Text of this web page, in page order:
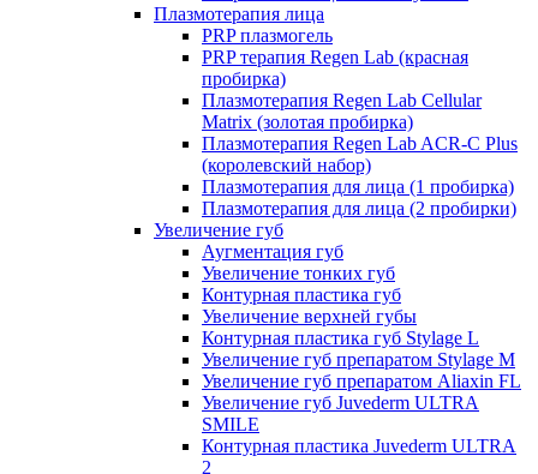
Плазмотерапия лица
PRP плазмогель
PRP терапия Regen Lab (красная
пробирка)
Плазмотерапия Regen Lab Cellular
Matrix (золотая пробирка)
Плазмотерапия Regen Lab ACR-C Plus
(королевский набор)
Плазмотерапия для лица (1 пробирка)
Плазмотерапия для лица (2 пробирки)
Увеличение губ
Аугментация губ
Увеличение тонких губ
Контурная пластика губ
Увеличение верхней губы
Контурная пластика губ Stylage L
Увеличение губ препаратом Stylage M
Увеличение губ препаратом Aliaxin FL
Увеличение губ Juvederm ULTRA
SMILE
Контурная пластика Juvederm ULTRA
2